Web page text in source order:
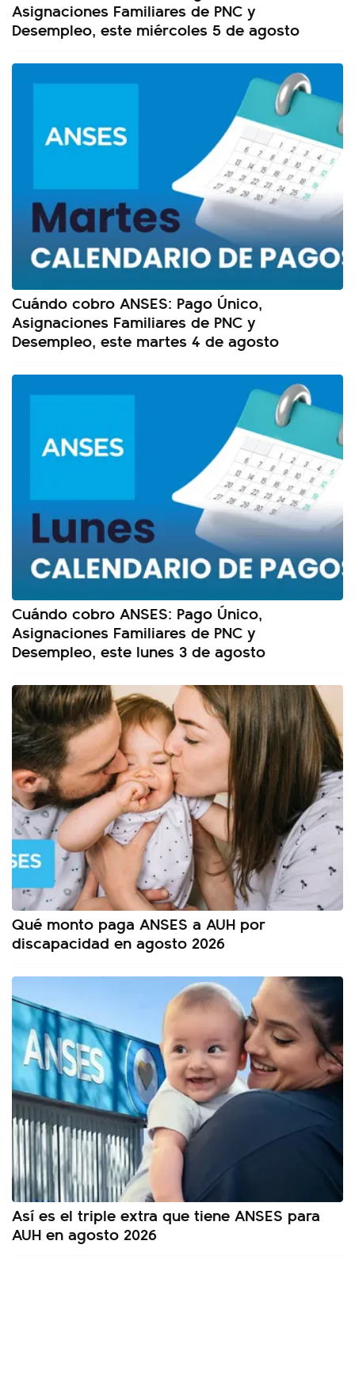
Asignaciones Familiares de PNC y
Desempleo, este miércoles 5 de agosto
Cuándo cobro ANSES: Pago Único,
Asignaciones Familiares de PNC y
Desempleo, este martes 4 de agosto
Cuándo cobro ANSES: Pago Único,
Asignaciones Familiares de PNC y
Desempleo, este lunes 3 de agosto
Qué monto paga ANSES a AUH por
discapacidad en agosto 2026
Así es el triple extra que tiene ANSES para
AUH en agosto 2026